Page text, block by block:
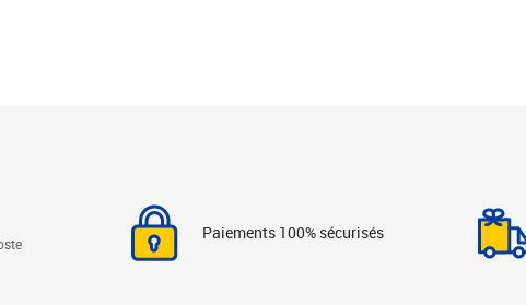
Paiements 100% sécurisés